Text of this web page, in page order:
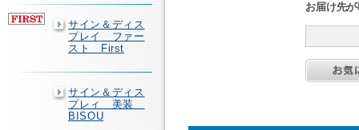
サイン＆ディス
プレイ ファー
スト First
サイン＆ディス
プレィ 美装
BISOU
お届け先